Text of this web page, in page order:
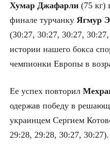
Хумар Джафарли (75 кг)
финале турчанку Ягмур
(30:27, 30:27, 30:27,
истории нашего бокса
чемпионки Европы в
Ее успех повторил
одержав победу в
украинцем Сергием
29:28, 29:28, 30:27, 30:27).